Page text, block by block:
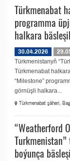
Türkmenabat
programma
halkara
30.04.2026
Türkmenistanyň
Türkmenabat
“Milestone”
görnüşli halkara...
Türkmenabat şäheri,
“Weatherford
boýunça